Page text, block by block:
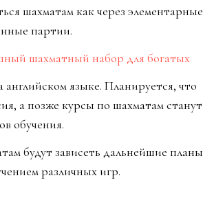
шахматам как через элементарные
партии.
шахматный набор для богатых
языке. Планируется, что
а позже курсы по шахматам станут
обучения.
будут зависеть дальнейшие планы
различных игр.